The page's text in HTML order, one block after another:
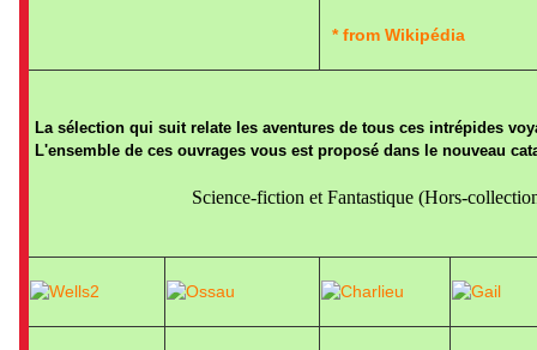
* from Wikipédia
La sélection qui suit relate les aventures de tous ces intrépides
L'ensemble de ces ouvrages vous est proposé dans le nouveau
Science-fiction et Fantastique (Hors-